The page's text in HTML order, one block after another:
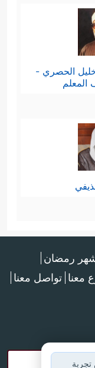
الحصري -
رمضان
معنا تواصل معنا
تجربة